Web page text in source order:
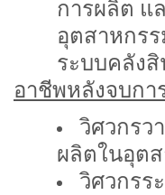
การผลิต แ
อุตสาหกร
ระบบคลัง
อาชีพหลังจบกา
วิศวกรว
ผลิตในอุต
วิศวกรร